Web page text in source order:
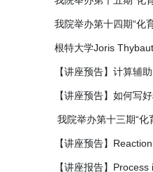
我院举办第十四期“化
根特大学Joris
【讲座预告】计算辅
【讲座预告】如何写
我院举办第十三期“
【讲座预告】
【讲座报告】